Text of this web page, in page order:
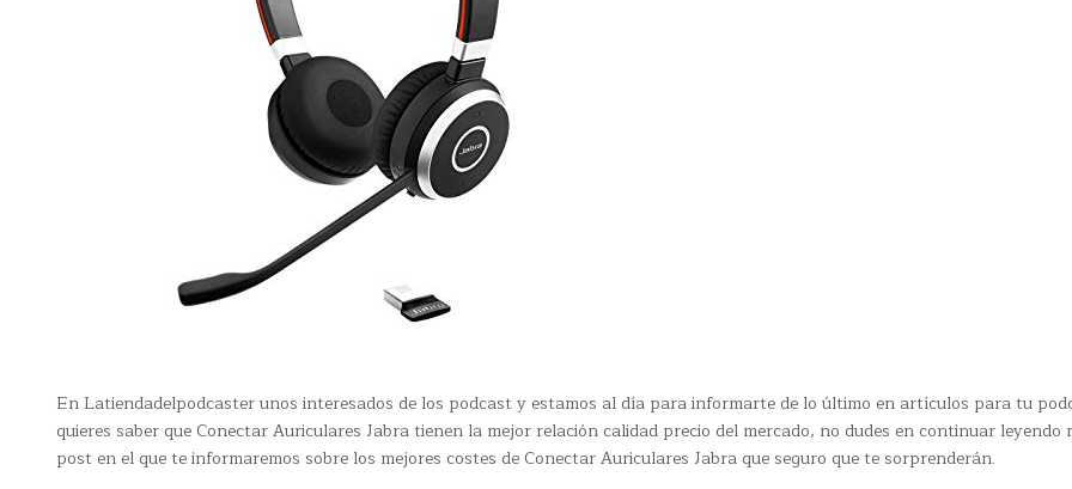
En Latiendadelpodcaster unos interesados de los podcast y estamos al día para informarte de lo último en artículos para tu
quieres saber que Conectar Auriculares Jabra tienen la mejor relación calidad precio del mercado, no dudes en continuar leyendo
post en el que te informaremos sobre los mejores costes de Conectar Auriculares Jabra que seguro que te sorprenderán.